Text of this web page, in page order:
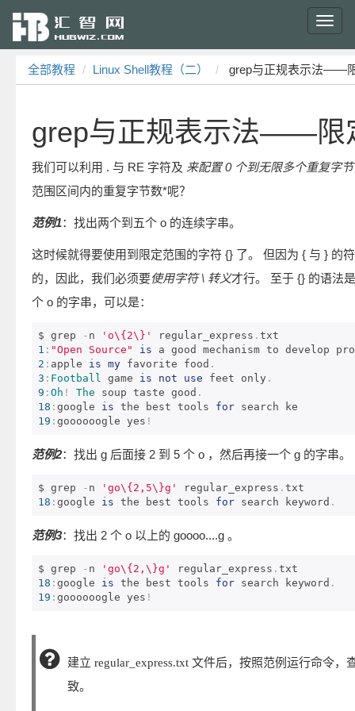
全部教程 Linux Shell教程（二） grep与正规表示法——
grep与正规表示法——限
我们可以利用 . 与 RE 字符及 来配置 0 个到无限多个重复字
范围区间内的重复字节数*呢？
范例1：找出两个到五个 o 的连续字串。
这时候就得要使用到限定范围的字符 {} 了。 但因为 { 与 } 的
的，因此，我们必须要使用字符 \ 转义才行。 至于 {} 的语法
个 o 的字串，可以是：
$ grep - n 'o\{2\}' regular_express .
1 : "Open Source" is a good mechanism to develop
2 : apple is my favorite food .
3 : Football game is not use feet only .
9 : Oh ! The soup taste good .
18 : google is the best tools for
19 : goooooogle yes !
范例2：找出 g 后面接 2 到 5 个 o ，然后再接一个 g 的字串。
$ grep - n 'go\{2,5\}g' regular_express .
18 : google is the best tools for search keyword .
范例3：找出 2 个 o 以上的 goooo....g 。
$ grep - n 'go\{2,\}g' regular_express .
18 : google is the best tools for search keyword .
19 : goooooogle yes !
建立 regular_express.txt 文件后，按照范例运行命令，
致。